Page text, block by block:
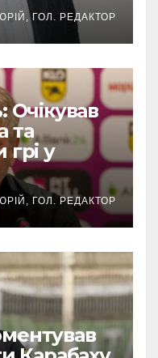
ГОЛ. РЕДАКТОР
Очікував
та
у
ГОЛ. РЕДАКТОР